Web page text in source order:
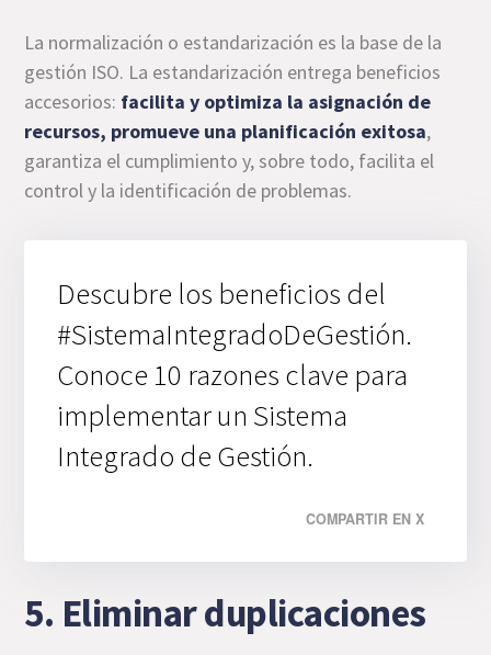
La normalización o estandarización es la base de la
gestión ISO. La estandarización entrega beneficios
accesorios: facilita y optimiza la asignación de
recursos, promueve una planificación exitosa,
garantiza el cumplimiento y, sobre todo, facilita el
control y la identificación de problemas.
Descubre los beneficios del
#SistemaIntegradoDeGestión.
Conoce 10 razones clave para
implementar un Sistema
Integrado de Gestión.
COMPARTIR EN X
5. Eliminar duplicaciones